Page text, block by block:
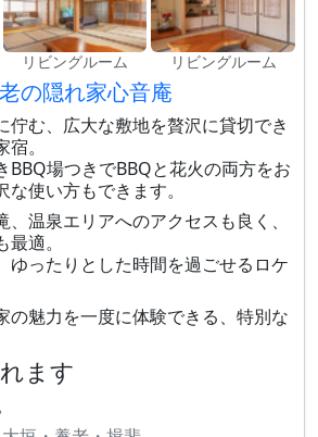
リビングルーム リビングルーム
の隠れ家心音庵
佇む、広大な敷地を贅沢に貸切でき
。
BBQ場つきでBBQと花火の両方をお
使い方もできます。
温泉エリアへのアクセスも良く、
適。
ゆったりとした時間を過ごせるロケ
の魅力を一度に体験できる、特別な
ます